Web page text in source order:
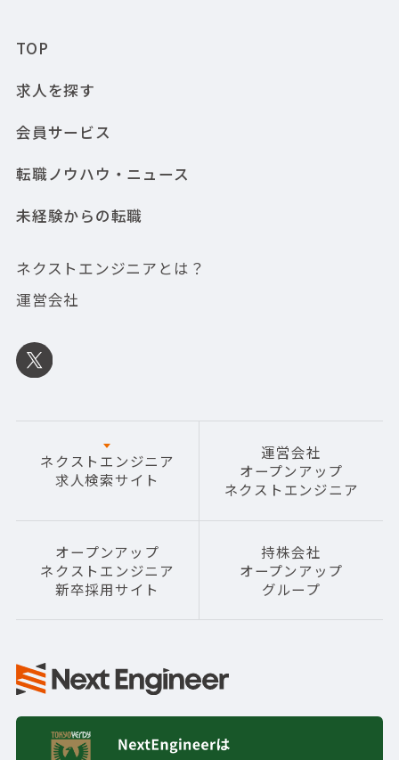
TOP
求人を探す
会員サービス
転職ノウハウ・ニュース
未経験からの転職
ネクストエンジニアとは？
運営会社
ネクストエンジニア
求人検索サイト
運営会社
オープンアップ
ネクストエンジニア
オープンアップ
ネクストエンジニア
新卒採用サイト
持株会社
オープンアップ
グループ